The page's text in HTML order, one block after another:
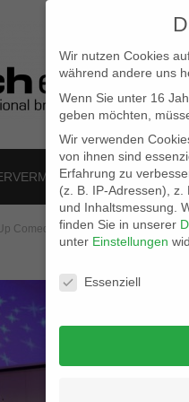
Comedy
Wir nutzen Cookies
während andere uns
Wenn Sie unter 16
geben möchten,
Wir verwenden
von ihnen sind
Erfahrung zu
(z. B. IP-Adressen),
und Inhaltsmessung.
finden Sie in unserer
unter Einstellungen
Essenziell